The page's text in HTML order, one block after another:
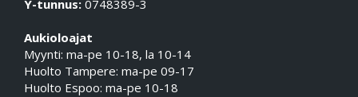
Y-tunnus: 0748389-3
Aukioloajat
Myynti: ma-pe 10-18, la 10-14
Huolto Tampere: ma-pe 09-17
Huolto Espoo: ma-pe 10-18